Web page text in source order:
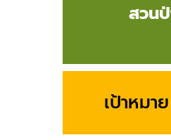
สวน
เป้าหมาย